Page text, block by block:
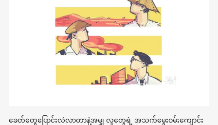
ခေတ်တွေပြောင်းလဲလာတာနဲ့အမျှ လူတွေရဲ့ အသက်မွေးဝမ်းကျောင်း